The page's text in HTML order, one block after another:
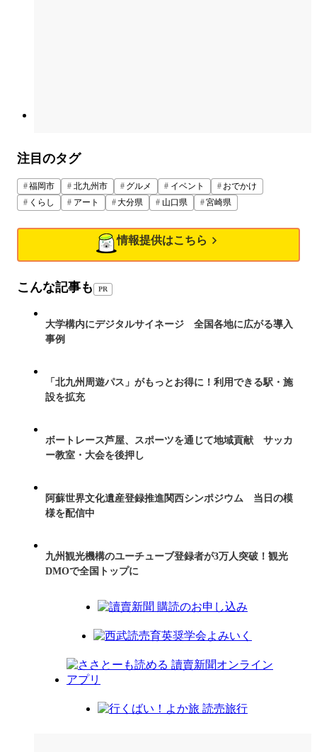
注目のタグ
福岡市 北九州市 グルメ イベント
おでかけ
くらし
アート 大分県 山口県 宮崎県
情報提供はこちら
こんな記事も PR
大学構内にデジタルサイネージ 全国各地に広がる導入
事例
「北九州周遊パス」がもっとお得に！利用できる駅・施
設を拡充
ボートレース芦屋、スポーツを通じて地域貢献 サッカ
ー教室・大会を後押し
阿蘇世界文化遺産登録推進関西シンポジウム 当日の模
様を配信中
九州観光機構のユーチューブ登録者が3万人突破！観光
DMOで全国トップに